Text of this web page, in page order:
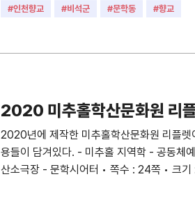
#인천향교 #비석군 #문학동 #향교
2020 미추홀학산문화원 리
2020년에 제작한 미추홀학산문화원 리플
용들이 담겨있다. - 미추홀 지역학 - 공동체
산소극장 - 문학시어터 • 쪽수 : 24쪽 • 크